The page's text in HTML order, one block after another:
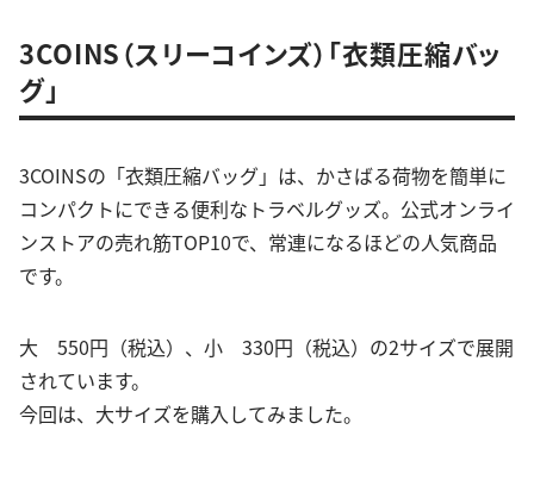
3COINS（スリーコインズ）「衣類圧縮バッ
グ」
3COINSの「衣類圧縮バッグ」は、かさばる荷物を簡単に
コンパクトにできる便利なトラベルグッズ。公式オンライ
ンストアの売れ筋TOP10で、常連になるほどの人気商品
です。
大 550円（税込）、小 330円（税込）の2サイズで展開
されています。
今回は、大サイズを購入してみました。